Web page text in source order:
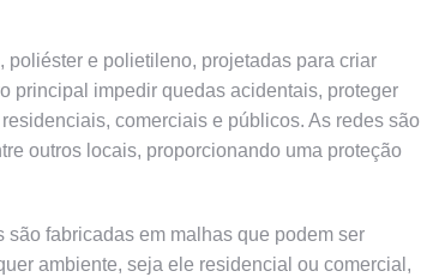
poliéster e polietileno, projetadas para criar
principal impedir quedas acidentais, proteger
comerciais e públicos. As redes são
outros locais, proporcionando uma proteção
fabricadas em malhas que podem ser
ambiente, seja ele residencial ou comercial,